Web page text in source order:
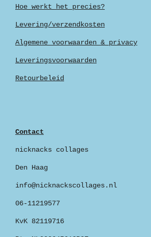
Hoe werkt het precies?
Levering/verzendkosten
Algemene voorwaarden & privacy
Leveringsvoorwaarden
Retourbeleid
Contact
nicknacks collages
Den Haag
info@nicknackscollages.nl
06-11219577
KvK 82119716